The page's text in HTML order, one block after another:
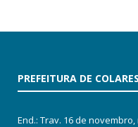
PREFEITURA DE COLARES
End.: Trav. 16 de novembro,